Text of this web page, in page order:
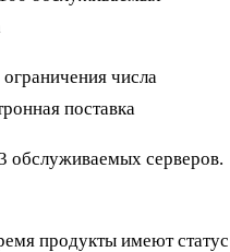
числа
поставка
обслуживаемых серверов.
продукты имеют статус